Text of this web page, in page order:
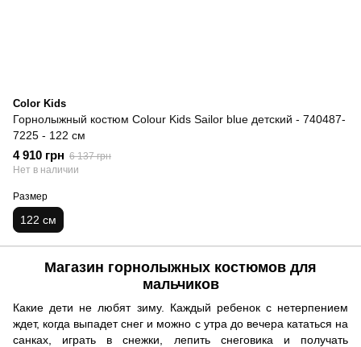
Color Kids
Горнолыжный костюм Colour Kids Sailor blue детский - 740487-
7225 - 122 см
4 910 грн 6 137 грн
Нет в наличии
Размер
122 см
Магазин горнолыжных костюмов для
мальчиков
Какие дети не любят зиму. Каждый ребенок с нетерпением
ждет, когда выпадет снег и можно с утра до вечера кататься на
санках, играть в снежки, лепить снеговика и получать